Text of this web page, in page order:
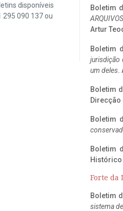
disponíveis
090 137 ou
Boletim
Artur
Boletim
jurisdição
um deles.
Boletim
Direcção
Boletim
Boletim
Forte da
Boletim
sistema